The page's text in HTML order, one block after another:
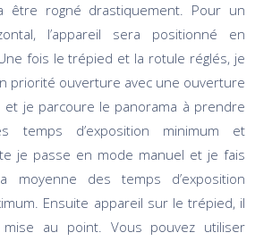
être rogné drastiquement. Pour un
l’appareil sera positionné en
fois le trépied et la rotule réglés, je
priorité ouverture avec une ouverture
je parcoure le panorama à prendre
temps d’exposition minimum et
je passe en mode manuel et je fais
moyenne des temps d’exposition
Ensuite appareil sur le trépied, il
au point. Vous pouvez utiliser